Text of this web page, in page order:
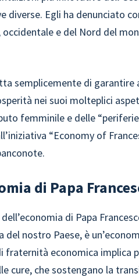
diverse. Egli ha denunciato
occidentale e del Nord del
semplicemente di
nei suoi molteplici
femminile e delle
“Economy of
di Papa
di Papa
del nostro Paese, è
fraternità economica implica
cure, che sostengano la